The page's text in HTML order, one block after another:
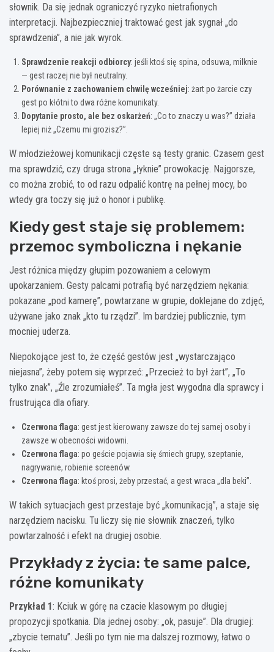
słownik. Da się jednak ograniczyć ryzyko nietrafionych
interpretacji. Najbezpieczniej traktować gest jak sygnał „do
sprawdzenia”, a nie jak wyrok.
Sprawdzenie reakcji odbiorcy: jeśli ktoś się spina, odsuwa, milknie
— gest raczej nie był neutralny.
Porównanie z zachowaniem chwilę wcześniej: żart po żarcie czy
gest po kłótni to dwa różne komunikaty.
Dopytanie prosto, ale bez oskarżeń: „Co to znaczy u was?” działa
lepiej niż „Czemu mi grozisz?”.
W młodzieżowej komunikacji częste są testy granic. Czasem gest
ma sprawdzić, czy druga strona „łyknie” prowokację. Najgorsze,
co można zrobić, to od razu odpalić kontrę na pełnej mocy, bo
wtedy gra toczy się już o honor i publikę.
Kiedy gest staje się problemem:
przemoc symboliczna i nękanie
Jest różnica między głupim pozowaniem a celowym
upokarzaniem. Gesty palcami potrafią być narzędziem nękania:
pokazane „pod kamerę”, powtarzane w grupie, doklejane do zdjęć,
używane jako znak „kto tu rządzi”. Im bardziej publicznie, tym
mocniej uderza.
Niepokojące jest to, że część gestów jest „wystarczająco
niejasna”, żeby potem się wyprzeć: „Przecież to był żart”, „To
tylko znak”, „Źle zrozumiałeś”. Ta mgła jest wygodna dla sprawcy i
frustrująca dla ofiary.
Czerwona flaga: gest jest kierowany zawsze do tej samej osoby i
zawsze w obecności widowni.
Czerwona flaga: po geście pojawia się śmiech grupy, szeptanie,
nagrywanie, robienie screenów.
Czerwona flaga: ktoś prosi, żeby przestać, a gest wraca „dla beki”.
W takich sytuacjach gest przestaje być „komunikacją”, a staje się
narzędziem nacisku. Tu liczy się nie słownik znaczeń, tylko
powtarzalność i efekt na drugiej osobie.
Przykłady z życia: te same palce,
różne komunikaty
Przykład 1: Kciuk w górę na czacie klasowym po długiej
propozycji spotkania. Dla jednej osoby: „ok, pasuje”. Dla drugiej:
„zbycie tematu”. Jeśli po tym nie ma dalszej rozmowy, łatwo o